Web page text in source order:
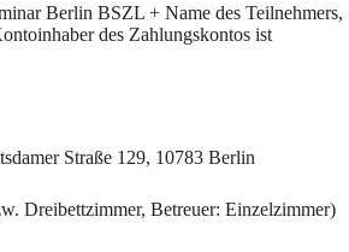
Berlin BSZL + Name des Teilnehmers,
des Zahlungskontos ist
Straße 129, 10783 Berlin
Dreibettzimmer, Betreuer: Einzelzimmer)